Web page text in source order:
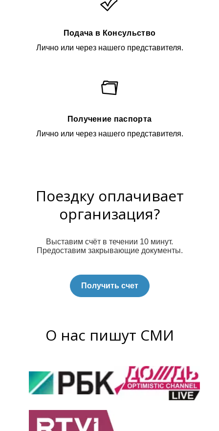
Подача в Консульство
Лично или через нашего представителя.
Получение паспорта
Лично или через нашего представителя.
Поездку оплачивает
организация?
Выставим счёт в течении 10 минут.
Предоставим закрывающие документы.
Получить счет
О нас пишут СМИ